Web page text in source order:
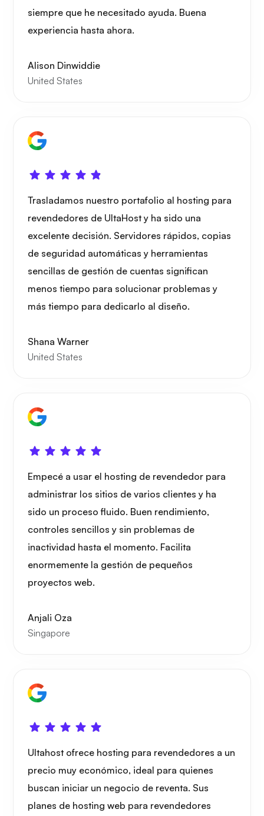
siempre que he necesitado ayuda. Buena
experiencia hasta ahora.
Alison Dinwiddie
United States
Trasladamos nuestro portafolio al hosting para
revendedores de UltaHost y ha sido una
excelente decisión. Servidores rápidos, copias
de seguridad automáticas y herramientas
sencillas de gestión de cuentas significan
menos tiempo para solucionar problemas y
más tiempo para dedicarlo al diseño.
Shana Warner
United States
Empecé a usar el hosting de revendedor para
administrar los sitios de varios clientes y ha
sido un proceso fluido. Buen rendimiento,
controles sencillos y sin problemas de
inactividad hasta el momento. Facilita
enormemente la gestión de pequeños
proyectos web.
Anjali Oza
Singapore
Ultahost ofrece hosting para revendedores a un
precio muy económico, ideal para quienes
buscan iniciar un negocio de reventa. Sus
planes de hosting web para revendedores